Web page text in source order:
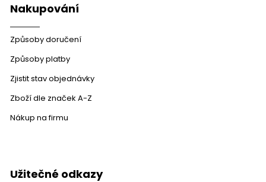
Nakupování
Způsoby doručení
Způsoby platby
Zjistit stav objednávky
Zboží dle značek A-Z
Nákup na firmu
Užitečné odkazy